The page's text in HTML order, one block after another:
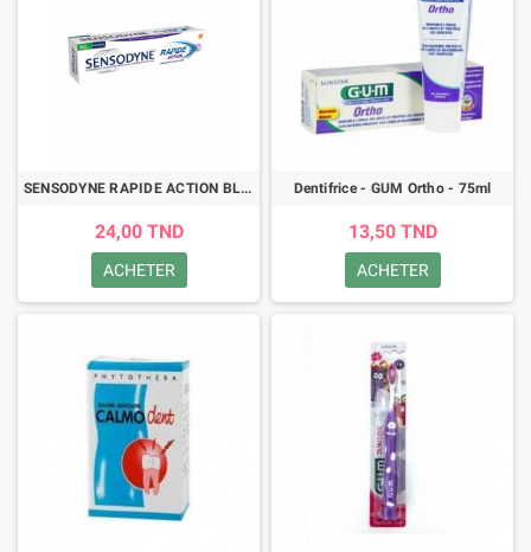
SENSODYNE RAPIDE ACTION BLANCHEUR 75ML
24,00 TND
ACHETER
Dentifrice - GUM Ortho - 75ml
13,50 TND
ACHETER